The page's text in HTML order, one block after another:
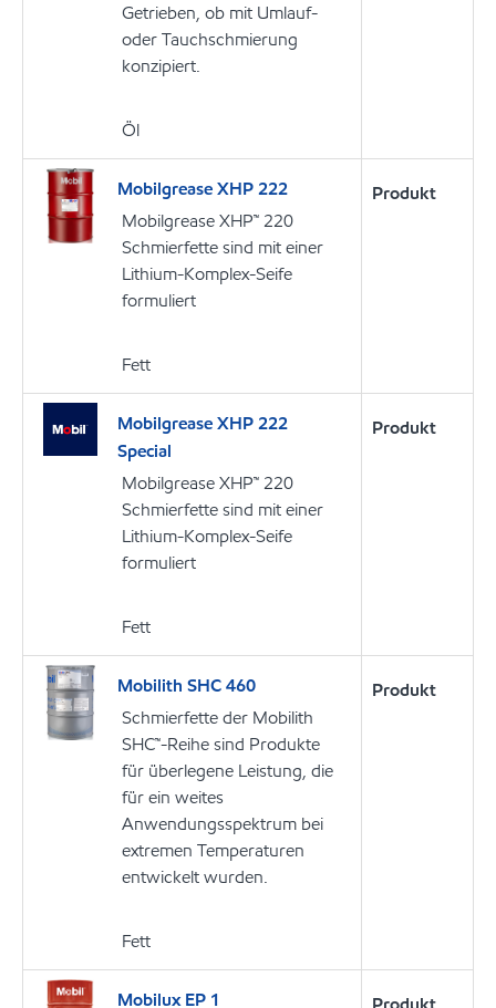
Getrieben, ob mit Umlauf-
oder Tauchschmierung
konzipiert.
Öl
Mobilgrease XHP 222
Mobilgrease XHP™ 220
Schmierfette sind mit einer
Lithium-Komplex-Seife
formuliert
Fett
Produkt
Mobilgrease XHP 222
Special
Mobilgrease XHP™ 220
Schmierfette sind mit einer
Lithium-Komplex-Seife
formuliert
Fett
Produkt
Mobilith SHC 460
Schmierfette der Mobilith
SHC™-Reihe sind Produkte
für überlegene Leistung, die
für ein weites
Anwendungsspektrum bei
extremen Temperaturen
entwickelt wurden.
Fett
Produkt
Mobilux EP 1